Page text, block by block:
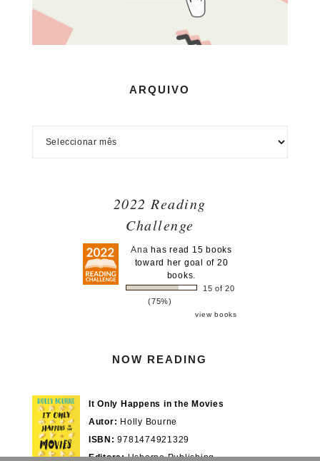
ARQUIVO
2022 Reading
Challenge
Ana has read 15 books
toward her goal of 20
books.
15 of 20
(75%)
view books
NOW READING
It Only Happens in the Movies
Autor: Holly Bourne
ISBN: 9781474921329
Editora:Usborne Publishing